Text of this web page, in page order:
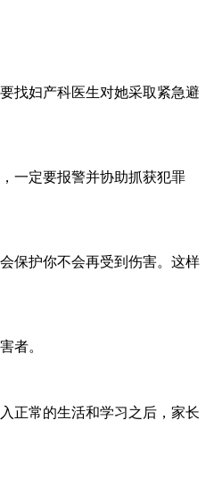
找妇产科医生对她采取紧急避
一定要报警并协助抓获犯罪
保护你不会再受到伤害。这样
者。
正常的生活和学习之后，家长